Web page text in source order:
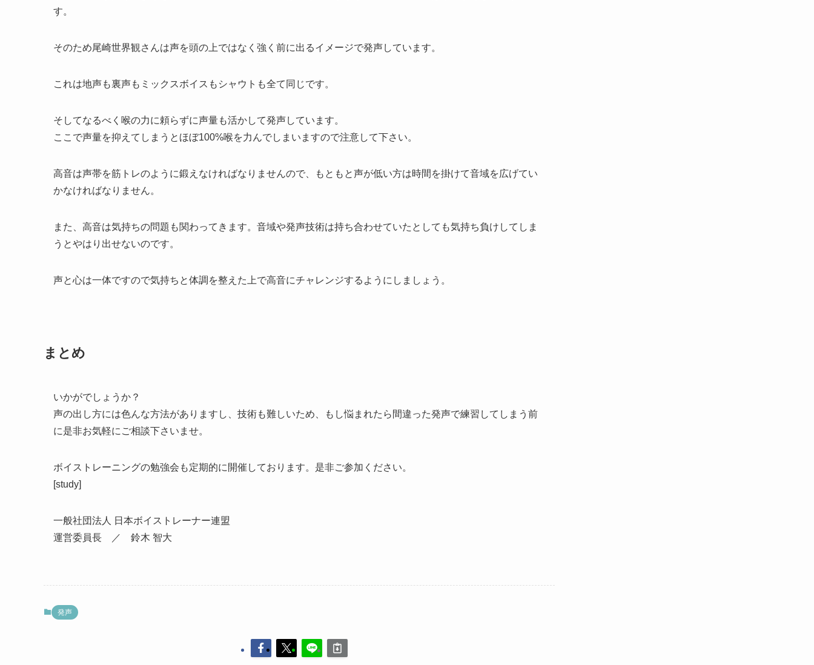
す。
そのため尾崎世界観さんは声を頭の上ではなく強く前に出るイメージで発声しています。
これは地声も裏声もミックスボイスもシャウトも全て同じです。
そしてなるべく喉の力に頼らずに声量も活かして発声しています。
ここで声量を抑えてしまうとほぼ100%喉を力んでしまいますので注意して下さい。
高音は声帯を筋トレのように鍛えなければなりませんので、もともと声が低い方は時間を掛けて音域を広げてい
かなければなりません。
また、高音は気持ちの問題も関わってきます。音域や発声技術は持ち合わせていたとしても気持ち負けしてしま
うとやはり出せないのです。
声と心は一体ですので気持ちと体調を整えた上で高音にチャレンジするようにしましょう。
まとめ
いかがでしょうか？
声の出し方には色んな方法がありますし、技術も難しいため、もし悩まれたら間違った発声で練習してしまう前
に是非お気軽にご相談下さいませ。
ボイストレーニングの勉強会も定期的に開催しております。是非ご参加ください。
[study]
一般社団法人 日本ボイストレーナー連盟
運営委員長 ／ 鈴木 智大
発声